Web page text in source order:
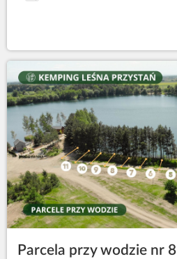
Parcela przy wodzie nr 8